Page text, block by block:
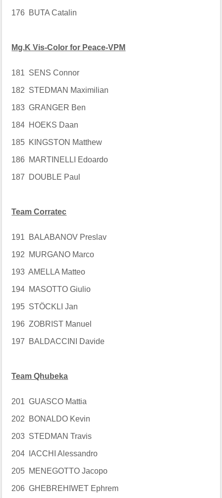
176 BUTA Catalin
Mg.K Vis-Color for Peace-VPM
181 SENS Connor
182 STEDMAN Maximilian
183 GRANGER Ben
184 HOEKS Daan
185 KINGSTON Matthew
186 MARTINELLI Edoardo
187 DOUBLE Paul
Team Corratec
191 BALABANOV Preslav
192 MURGANO Marco
193 AMELLA Matteo
194 MASOTTO Giulio
195 STÖCKLI Jan
196 ZOBRIST Manuel
197 BALDACCINI Davide
Team Qhubeka
201 GUASCO Mattia
202 BONALDO Kevin
203 STEDMAN Travis
204 IACCHI Alessandro
205 MENEGOTTO Jacopo
206 GHEBREHIWET Ephrem